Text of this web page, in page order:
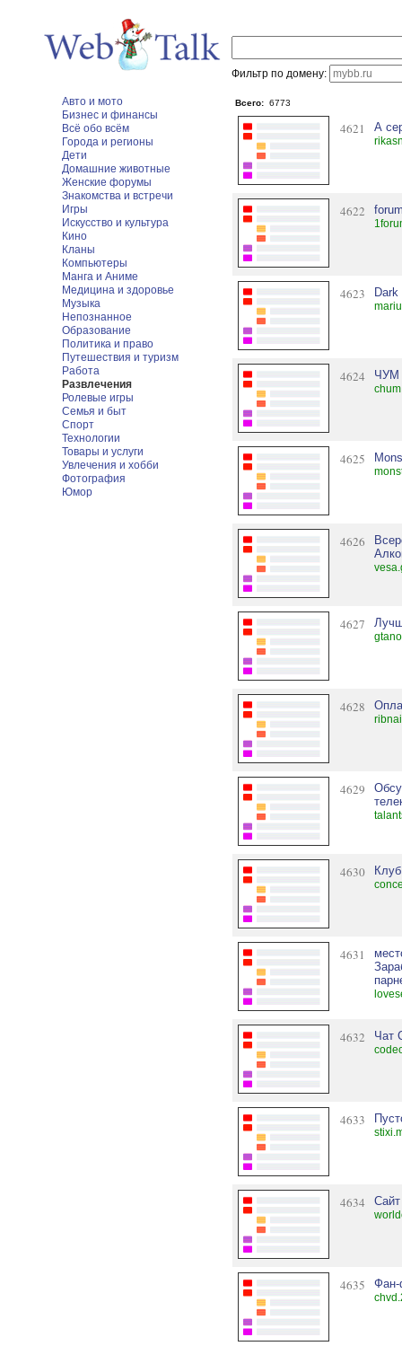
Фильтр по домену:
Авто и мото
Бизнес и финансы
Всё обо всём
Города и регионы
Дети
Домашние животные
Женские форумы
Знакомства и встречи
Игры
Искусство и культура
Кино
Кланы
Компьютеры
Манга и Аниме
Медицина и здоровье
Музыка
Непознанное
Образование
Политика и право
Путешествия и туризм
Работа
Развлечения
Ролевые игры
Семья и быт
Спорт
Технологии
Товары и услуги
Увлечения и хобби
Фотография
Юмор
Всего: 6773
4621 А
4622
4623
4624 ЧУМ
4625
4626
4627
4628
4629
4630 Клуб
4631
4632 Чат
4633
4634
4635 Фан-